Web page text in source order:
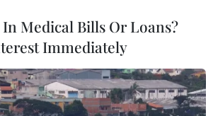
Medical Bills Or Loans?
Immediately